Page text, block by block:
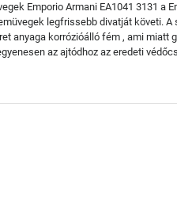
Emporio Armani EA1041 3131
legfrissebb divatját követi.
anyaga korrózióálló fém , ami
az ajtódhoz az eredeti